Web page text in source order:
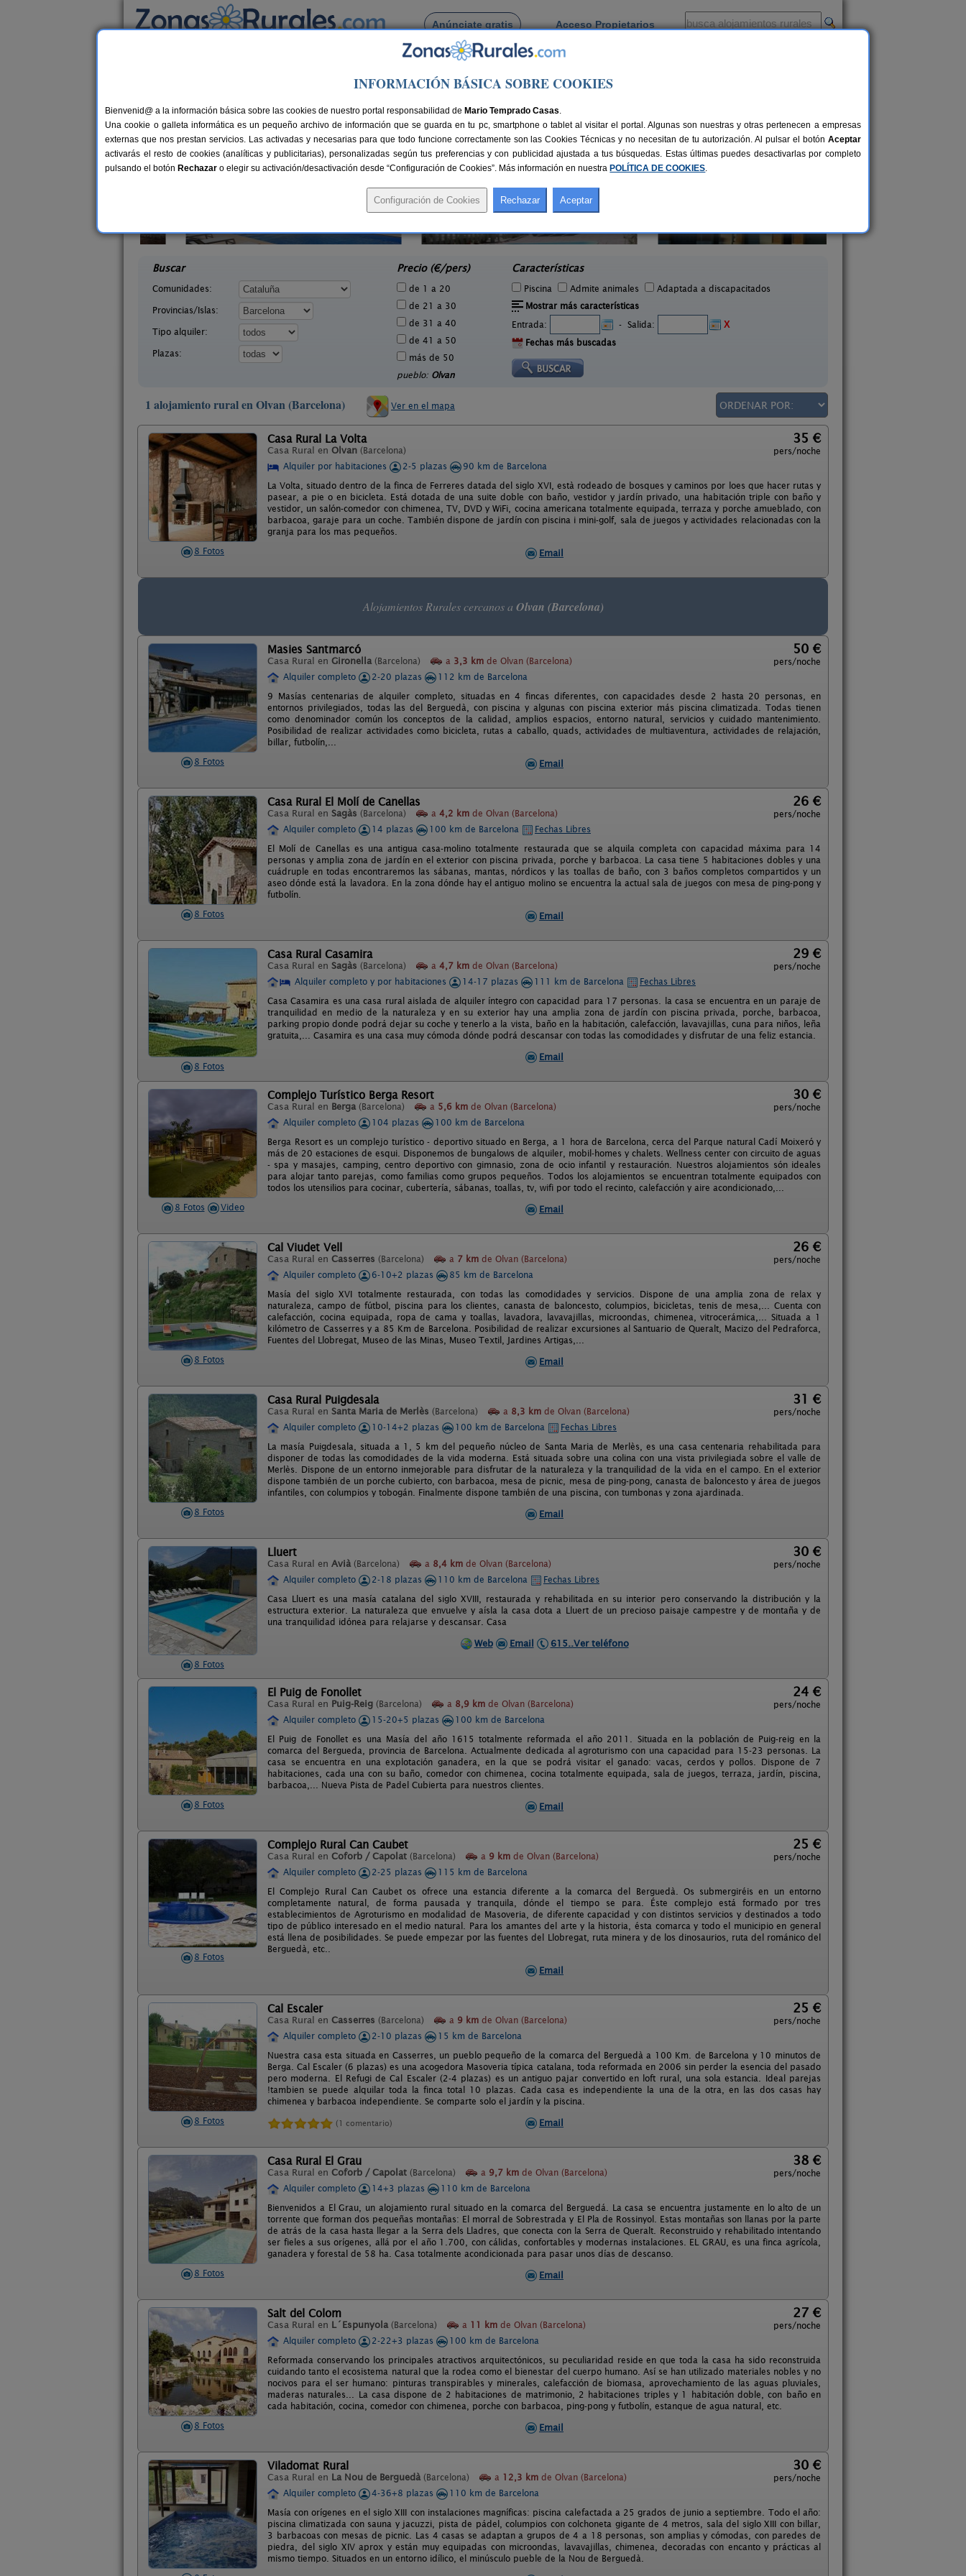
Anúnciate gratis Acceso Propietarios
Busca por pueblo
Casas Rurales en Olvan
33 €
El Mas de Tous
Buscar
Comunidades:
Provincias/Islas:
Tipo alquiler:
Plazas:
Precio (€/pers)
de 1 a 20
de 21 a 30
de 31 a 40
de 41 a 50
más de 50
pueblo: Olvan
Características
Piscina Admite animales
Adaptada a discapacitados
Mostrar más características
Entrada:
- Salida:
X
Fechas más buscadas
1 alojamiento rural en Olvan (Barcelona) Ver en el mapa
8 Fotos
Casa Rural La Volta
Casa Rural en Olvan (Barcelona)
35 €
pers/noche
Alquiler por habitaciones
2-5 plazas
90 km de Barcelona
La Volta, situado dentro de la finca de Ferreres datada del siglo XVI, està rodeado de bosques y caminos por loes que hacer rutas y
pasear, a pie o en bicicleta. Está dotada de una suite doble con baño, vestidor y jardín privado, una habitación triple con baño y
vestidor, un salón-comedor con chimenea, TV, DVD y WiFi, cocina americana totalmente equipada, terraza y porche amueblado, con
barbacoa, garaje para un coche. También dispone de jardín con piscina i mini-golf, sala de juegos y actividades relacionadas con la
granja para los mas pequeños.
Email
Alojamientos Rurales cercanos a Olvan (Barcelona)
8 Fotos
Masies Santmarcó
Casa Rural en Gironella (Barcelona) a 3,3 km de Olvan (Barcelona)
50 €
pers/noche
Alquiler completo
2-20 plazas
112 km de Barcelona
9 Masías centenarias de alquiler completo, situadas en 4 fincas diferentes, con capacidades desde 2 hasta 20 personas, en
entornos privilegiados, todas las del Berguedà, con piscina y algunas con piscina exterior más piscina climatizada. Todas tienen
como denominador común los conceptos de la calidad, amplios espacios, entorno natural, servicios y cuidado mantenimiento.
Posibilidad de realizar actividades como bicicleta, rutas a caballo, quads, actividades de multiaventura, actividades de relajación,
billar, futbolín,...
Email
8 Fotos
Casa Rural El Molí de Canellas
Casa Rural en Sagàs (Barcelona) a 4,2 km de Olvan (Barcelona)
26 €
pers/noche
Alquiler completo
14 plazas 100 km de Barcelona
Fechas Libres
El Molí de Canellas es una antigua casa-molino totalmente restaurada que se alquila completa con capacidad máxima para 14
personas y amplia zona de jardín en el exterior con piscina privada, porche y barbacoa. La casa tiene 5 habitaciones dobles y una
cuádruple en todas encontraremos las sábanas, mantas, nórdicos y las toallas de baño, con 3 baños completos compartidos y un
aseo dónde está la lavadora. En la zona dónde hay el antiguo molino se encuentra la actual sala de juegos con mesa de ping-pong y
futbolín.
Email
8 Fotos
Casa Rural Casamira
Casa Rural en Sagàs (Barcelona) a 4,7 km de Olvan (Barcelona)
29 €
pers/noche
Alquiler completo y por habitaciones
14-17 plazas 111 km de Barcelona
Fechas Libres
Casa Casamira es una casa rural aislada de alquiler íntegro con capacidad para 17 personas. la casa se encuentra en un paraje de
tranquilidad en medio de la naturaleza y en su exterior hay una amplia zona de jardín con piscina privada, porche, barbacoa,
parking propio donde podrá dejar su coche y tenerlo a la vista, baño en la habitación, calefacción, lavavajillas, cuna para niños, leña
gratuita,... Casamira es una casa muy cómoda dónde podrá descansar con todas las comodidades y disfrutar de una feliz estancia.
Email
8 Fotos Video
Complejo Turístico Berga Resort
Casa Rural en Berga (Barcelona) a 5,6 km de Olvan (Barcelona)
30 €
pers/noche
Alquiler completo
104 plazas
100 km de Barcelona
Berga Resort es un complejo turístico - deportivo situado en Berga, a 1 hora de Barcelona, cerca del Parque natural Cadí Moixeró y
más de 20 estaciones de esqui. Disponemos de bungalows de alquiler, mobil-homes y chalets. Wellness center con circuito de aguas
- spa y masajes, camping, centro deportivo con gimnasio, zona de ocio infantil y restauración. Nuestros alojamientos són ideales
para alojar tanto parejas, como familias como grupos pequeños. Todos los alojamientos se encuentran totalmente equipados con
todos los utensilios para cocinar, cubertería, sábanas, toallas, tv, wifi por todo el recinto, calefacción y aire acondicionado,...
Email
8 Fotos
Cal Viudet Vell
Casa Rural en Casserres (Barcelona) a 7 km de Olvan (Barcelona)
26 €
pers/noche
Alquiler completo
6-10+2 plazas
85 km de Barcelona
Masía del siglo XVI totalmente restaurada, con todas las comodidades y servicios. Dispone de una amplia zona de relax y
naturaleza, campo de fútbol, piscina para los clientes, canasta de baloncesto, columpios, bicicletas, tenis de mesa,... Cuenta con
calefacción, cocina equipada, ropa de cama y toallas, lavadora, lavavajillas, microondas, chimenea, vitrocerámica,... Situada a 1
kilómetro de Casserres y a 85 Km de Barcelona. Posibilidad de realizar excursiones al Santuario de Queralt, Macizo del Pedraforca,
Fuentes del Llobregat, Museo de las Minas, Museo Textil, Jardines Artigas,...
Email
8 Fotos
Casa Rural Puigdesala
Casa Rural en Santa Maria de Merlès (Barcelona) a 8,3 km de Olvan (Barcelona)
31 €
pers/noche
Alquiler completo
10-14+2 plazas 100 km de Barcelona
Fechas Libres
La masía Puigdesala, situada a 1, 5 km del pequeño núcleo de Santa Maria de Merlès, es una casa centenaria rehabilitada para
disponer de todas las comodidades de la vida moderna. Está situada sobre una colina con una vista privilegiada sobre el valle de
Merlès. Dispone de un entorno inmejorable para disfrutar de la naturaleza y la tranquilidad de la vida en el campo. En el exterior
dispone también de un porche cubierto, con barbacoa, mesa de picnic, mesa de ping-pong, canasta de baloncesto y área de juegos
infantiles, con columpios y tobogán. Finalmente dispone también de una piscina, con tumbonas y zona ajardinada.
Email
8 Fotos
Lluert
Casa Rural en Avià (Barcelona) a 8,4 km de Olvan (Barcelona)
30 €
pers/noche
Alquiler completo
2-18 plazas 110 km de Barcelona
Fechas Libres
Casa Lluert es una masía catalana del siglo XVIII, restaurada y rehabilitada en su interior pero conservando la distribución y la
estructura exterior. La naturaleza que envuelve y aísla la casa dota a Lluert de un precioso paisaje campestre y de montaña y de
una tranquilidad idónea para relajarse y descansar. Casa
Web
Email 615..Ver teléfono
8 Fotos
El Puig de Fonollet
Casa Rural en Puig-Reig (Barcelona) a 8,9 km de Olvan (Barcelona)
24 €
pers/noche
Alquiler completo
15-20+5 plazas
100 km de Barcelona
El Puig de Fonollet es una Masía del año 1615 totalmente reformada el año 2011. Situada en la población de Puig-reig en la
comarca del Bergueda, provincia de Barcelona. Actualmente dedicada al agroturismo con una capacidad para 15-23 personas. La
casa se encuentra en una explotación ganadera, en la que se podrá visitar el ganado: vacas, cerdos y pollos. Dispone de 7
habitaciones, cada una con su baño, comedor con chimenea, cocina totalmente equipada, sala de juegos, terraza, jardín, piscina,
barbacoa,... Nueva Pista de Padel Cubierta para nuestros clientes.
Email
8 Fotos
Complejo Rural Can Caubet
Casa Rural en Coforb / Capolat (Barcelona) a 9 km de Olvan (Barcelona)
25 €
pers/noche
Alquiler completo
2-25 plazas
115 km de Barcelona
El Complejo Rural Can Caubet os ofrece una estancia diferente a la comarca del Berguedà. Os submergiréis en un entorno
completamente natural, de forma pausada y tranquila, dónde el tiempo se para. Éste complejo está formado por tres
establecimientos de Agroturismo en modalidad de Masoveria, de diferente capacidad y con distintos servicios y destinados a todo
tipo de público interesado en el medio natural. Para los amantes del arte y la historia, ésta comarca y todo el municipio en general
está llena de posibilidades. Se puede empezar por las fuentes del Llobregat, ruta minera y de los dinosaurios, ruta del románico del
Berguedà, etc..
Email
8 Fotos
Cal Escaler
Casa Rural en Casserres (Barcelona) a 9 km de Olvan (Barcelona)
25 €
pers/noche
Alquiler completo
2-10 plazas
15 km de Barcelona
Nuestra casa esta situada en Casserres, un pueblo pequeño de la comarca del Berguedà a 100 Km. de Barcelona y 10 minutos de
Berga. Cal Escaler (6 plazas) es una acogedora Masoveria típica catalana, toda reformada en 2006 sin perder la esencia del pasado
pero moderna. El Refugi de Cal Escaler (2-4 plazas) es un antiguo pajar convertido en loft rural, una sola estancia. Ideal parejas
!tambien se puede alquilar toda la finca total 10 plazas. Cada casa es independiente la una de la otra, en las dos casas hay
chimenea y barbacoa independiente. Se comparte solo el jardín y la piscina.
(1 comentario) Email
8 Fotos
Casa Rural El Grau
Casa Rural en Coforb / Capolat (Barcelona) a 9,7 km de Olvan (Barcelona)
38 €
pers/noche
Alquiler completo
14+3 plazas
110 km de Barcelona
Bienvenidos a El Grau, un alojamiento rural situado en la comarca del Berguedá. La casa se encuentra justamente en lo alto de un
torrente que forman dos pequeñas montañas: El morral de Sobrestrada y El Pla de Rossinyol. Estas montañas son llanas por la parte
de atrás de la casa hasta llegar a la Serra dels Lladres, que conecta con la Serra de Queralt. Reconstruido y rehabilitado intentando
ser fieles a sus orígenes, allá por el año 1.700, con cálidas, confortables y modernas instalaciones. EL GRAU, es una finca agrícola,
ganadera y forestal de 58 ha. Casa totalmente acondicionada para pasar unos días de descanso.
Email
8 Fotos
Salt del Colom
Casa Rural en L´Espunyola (Barcelona) a 11 km de Olvan (Barcelona)
27 €
pers/noche
Alquiler completo
2-22+3 plazas
100 km de Barcelona
Reformada conservando los principales atractivos arquitectónicos, su peculiaridad reside en que toda la casa ha sido reconstruida
cuidando tanto el ecosistema natural que la rodea como el bienestar del cuerpo humano. Así se han utilizado materiales nobles y no
nocivos para el ser humano: pinturas transpirables y minerales, calefacción de biomasa, aprovechamiento de las aguas pluviales,
maderas naturales... La casa dispone de 2 habitaciones de matrimonio, 2 habitaciones triples y 1 habitación doble, con baño en
cada habitación, cocina, comedor con chimenea, porche con barbacoa, ping-pong y futbolín, estanque de agua natural, etc.
Email
Viladomat Rural
Casa Rural en La Nou de Berguedà (Barcelona) a 12,3 km de Olvan (Barcelona)
30 €
pers/noche
Alquiler completo
4-36+8 plazas
110 km de Barcelona
Masía con orígenes en el siglo XIII con instalaciones magníficas: piscina calefactada a 25 grados de junio a septiembre. Todo el año:
piscina climatizada con sauna y jacuzzi, pista de pádel, columpios con colchoneta gigante de 4 metros, sala del siglo XIII con billar,
3 barbacoas con mesas de picnic. Las 4 casas se adaptan a grupos de 4 a 18 personas, son amplias y cómodas, con paredes de
piedra, del siglo XIV aprox y están muy equipadas con microondas, lavavajillas, chimenea, decoradas con encanto y prácticas al
mismo tiempo. Situados en un entorno idílico, el minúsculo pueble de la Nou de Berguedà.
INFORMACIÓN BÁSICA SOBRE COOKIES
Bienvenid@ a la información básica sobre las cookies de nuestro portal responsabilidad de Mario Temprado Casas.
Una cookie o galleta informática es un pequeño archivo de información que se guarda en tu pc, smartphone o tablet al visitar el portal. Algunas son nuestras y otras pertenecen a empresas
externas que nos prestan servicios. Las activadas y necesarias para que todo funcione correctamente son las Cookies Técnicas y no necesitan de tu autorización. Al pulsar el botón Aceptar
activarás el resto de cookies (analíticas y publicitarias), personalizadas según tus preferencias y con publicidad ajustada a tus búsquedas. Estas últimas puedes desactivarlas por completo
pulsando el botón Rechazar o elegir su activación/desactivación desde “Configuración de Cookies”. Más información en nuestra POLÍTICA DE COOKIES.